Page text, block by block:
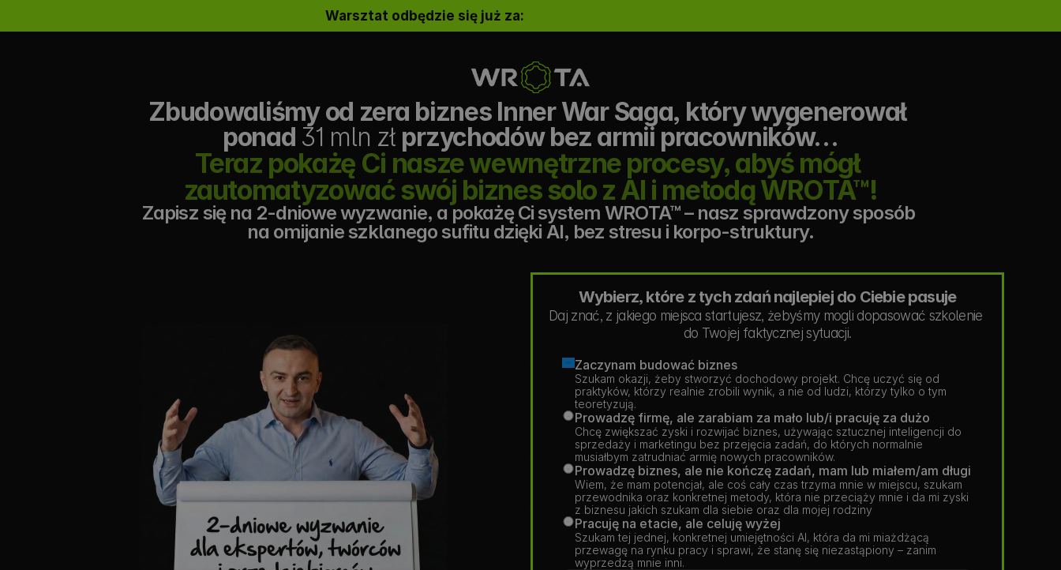
Warsztat odbędzie się już za:
Zbudowaliśmy od zera biznes Inner War Saga, który wygenerował
ponad 31 mln zł przychodów bez armii pracowników…
Teraz pokażę Ci nasze wewnętrzne procesy, abyś mógł
zautomatyzować swój biznes solo z AI i metodą WROTA™!
Zapisz się na 2-dniowe wyzwanie, a pokażę Ci system WROTA™ – nasz sprawdzony sposób
na omijanie szklanego sufitu dzięki AI, bez stresu i korpo-struktury.
Wybierz, które z tych zdań najlepiej do Ciebie pasuje
Daj znać, z jakiego miejsca startujesz, żebyśmy mogli dopasować szkolenie
do Twojej faktycznej sytuacji.
Zaczynam budować biznes
Szukam okazji, żeby stworzyć dochodowy projekt. Chcę uczyć się od
praktyków, którzy realnie zrobili wynik, a nie od ludzi, którzy tylko o tym
teoretyzują.
Prowadzę firmę, ale zarabiam za mało lub/i pracuję za dużo
Chcę zwiększać zyski i rozwijać biznes, używając sztucznej inteligencji do
sprzedaży i marketingu bez przejęcia zadań, do których normalnie
musiałbym zatrudniać armię nowych pracowników.
Wiem, że mam potencjał, ale coś cały czas trzyma mnie w miejscu, szukam
przewodnika oraz konkretnej metody, która nie przeciąży mnie i da mi zyski
z biznesu jakich szukam dla siebie oraz dla mojej rodziny
Pracuję na etacie, ale celuję wyżej
Szukam tej jednej, konkretnej umiejętności AI, która da mi miażdżącą
przewagę na rynku pracy i sprawi, że stanę się niezastąpiony – zanim
wyprzedzą mnie inni.